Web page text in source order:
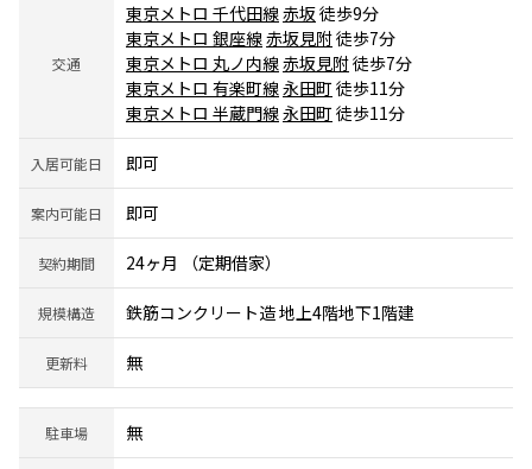
交通
東京メトロ 千代田線赤坂徒歩9分
東京メトロ 銀座線赤坂見附徒歩7分
東京メトロ 丸ノ内線赤坂見附徒歩7分
東京メトロ 有楽町線永田町 徒歩11分
東京メトロ 半蔵門線永田町 徒歩11分
入居可能日 即可
案内可能日 即可
契約期間 24ヶ月 （定期借家）
規模構造 鉄筋コンクリート造 地上4階地下1階建
更新料 無
駐車場 無